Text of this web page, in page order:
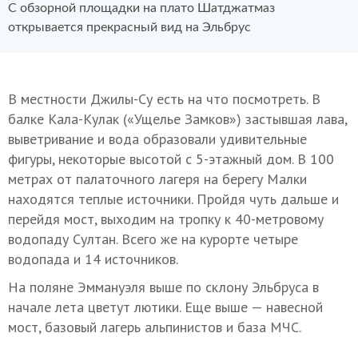
С обзорной площадки на плато Шатджатмаз
открывается прекрасный вид на Эльбрус
В местности Джилы-Су есть на что посмотреть. В
балке Кала-Кулак («Ущелье Замков») застывшая лава,
выветривание и вода образовали удивительные
фигуры, некоторые высотой с 5-этажный дом. В 100
метрах от палаточного лагеря на берегу Малки
находятся теплые источники. Пройдя чуть дальше и
перейдя мост, выходим на тропку к 40-метровому
водопаду Султан. Всего же на курорте четыре
водопада и 14 источников.
На поляне Эммануэля выше по склону Эльбруса в
начале лета цветут лютики. Еще выше — навесной
мост, базовый лагерь альпинистов и база МЧС.